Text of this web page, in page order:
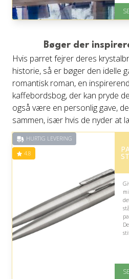
Bøger der
Hvis parret fejrer deres
historie, så er bøger den idelle
romantisk roman, en
kaffebordsbog, der kan pryde
også være en personlig gave,
sammen, især hvis de nyder at
HURTIG LEVERING
4.8